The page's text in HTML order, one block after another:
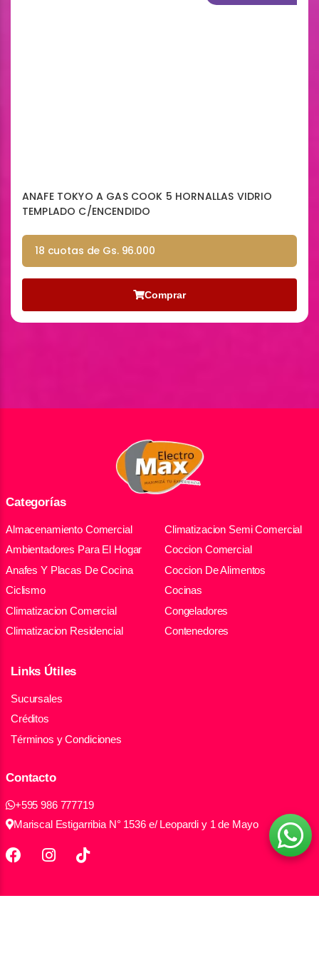
ANAFE TOKYO A GAS COOK 5 HORNALLAS VIDRIO
TEMPLADO C/ENCENDIDO
18 cuotas de Gs. 96.000
Comprar
Categorías
Almacenamiento Comercial
Ambientadores Para El Hogar
Anafes Y Placas De Cocina
Ciclismo
Climatizacion Comercial
Climatizacion Residencial
Climatizacion Semi Comercial
Coccion Comercial
Coccion De Alimentos
Cocinas
Congeladores
Contenedores
Links Útiles
Sucursales
Créditos
Términos y Condiciones
Contacto
+595 986 777719
Mariscal Estigarribia N° 1536 e/ Leopardi y 1 de Mayo